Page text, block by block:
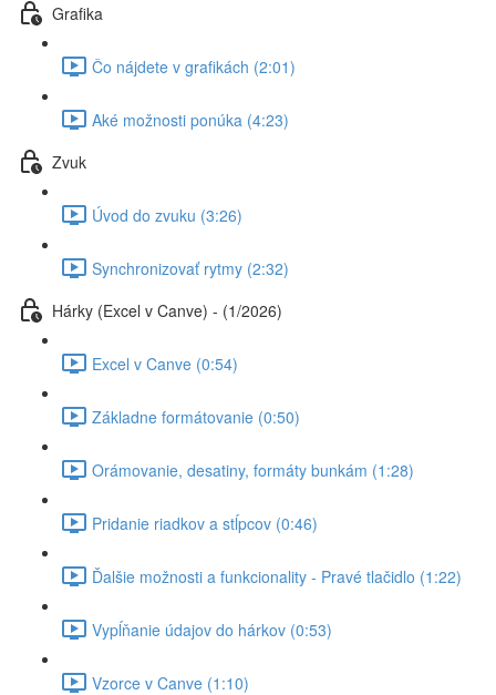
Grafika
Čo nájdete v grafikách (2:01)
Aké možnosti ponúka (4:23)
Zvuk
Úvod do zvuku (3:26)
Synchronizovať rytmy (2:32)
Hárky (Excel v Canve) - (1/2026)
Excel v Canve (0:54)
Základne formátovanie (0:50)
Orámovanie, desatiny, formáty bunkám (1:28)
Pridanie riadkov a stĺpcov (0:46)
Ďalšie možnosti a funkcionality - Pravé tlačidlo (1:22)
Vypĺňanie údajov do hárkov (0:53)
Vzorce v Canve (1:10)